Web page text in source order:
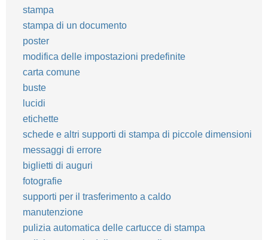
stampa
stampa di un documento
poster
modifica delle impostazioni predefinite
carta comune
buste
lucidi
etichette
schede e altri supporti di stampa di piccole dimensioni
messaggi di errore
biglietti di auguri
fotografie
supporti per il trasferimento a caldo
manutenzione
pulizia automatica delle cartucce di stampa